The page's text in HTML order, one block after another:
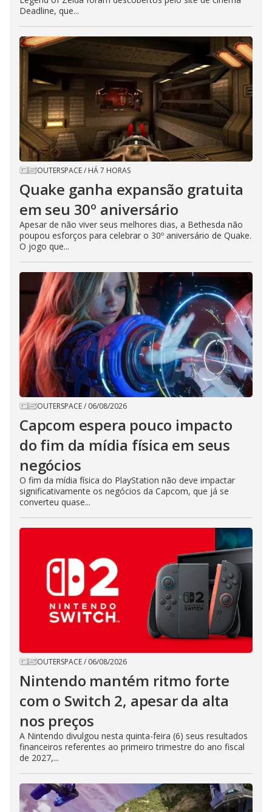
Deadline, que...
OUTERSPACE/ HÁ 7 HORAS
Quake ganha expansão gratuita
em seu 30º aniversário
Apesar de não viver seus melhores dias, a Bethesda não
poupou esforços para celebrar o 30º aniversário de Quake.
O jogo que...
OUTERSPACE/ 06/08/2026
Capcom espera pouco impacto
do fim da mídia física em seus
negócios
O fim da mídia física do PlayStation não deve impactar
significativamente os negócios da Capcom, que já se
converteu quase...
OUTERSPACE/ 06/08/2026
Nintendo mantém ritmo forte
com o Switch 2, apesar da alta
nos preços
A Nintendo divulgou nesta quinta-feira (6) seus resultados
financeiros referentes ao primeiro trimestre do ano fiscal
de 2027,...